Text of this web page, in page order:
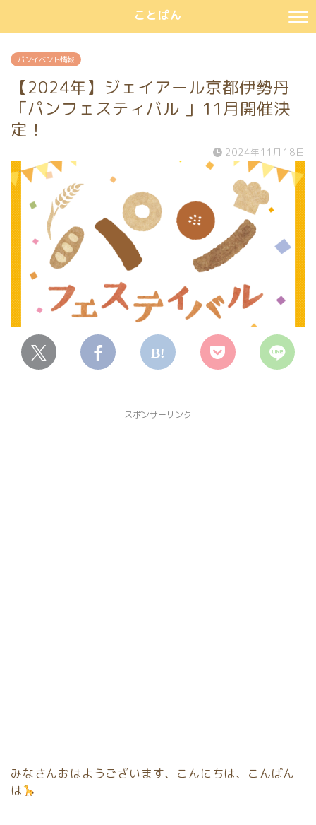
ことぱん
パンイベント情報
【2024年】ジェイアール京都伊勢丹
「パンフェスティバル 」11月開催決
定！
2024年11月18日
スポンサーリンク
みなさんおはようございます、こんにちは、こんばん
は